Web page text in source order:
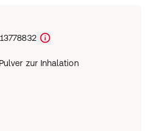
zur Inhalation